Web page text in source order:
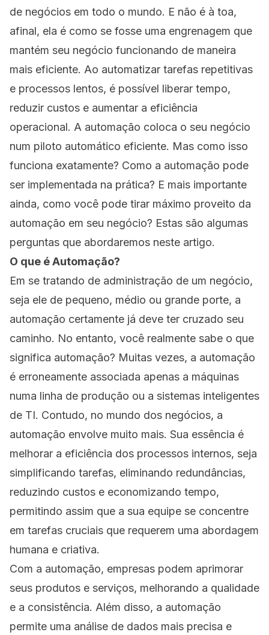
de negócios em todo o mundo. E não é à toa,
afinal, ela é como se fosse uma engrenagem que
mantém seu negócio funcionando de maneira
mais eficiente. Ao automatizar tarefas repetitivas
e processos lentos, é possível liberar tempo,
reduzir custos e aumentar a eficiência
operacional. A automação coloca o seu negócio
num piloto automático eficiente. Mas como isso
funciona exatamente? Como a automação pode
ser implementada na prática? E mais importante
ainda, como você pode tirar máximo proveito da
automação em seu negócio? Estas são algumas
perguntas que abordaremos neste artigo.
O que é Automação?
Em se tratando de administração de um negócio,
seja ele de pequeno, médio ou grande porte, a
automação certamente já deve ter cruzado seu
caminho. No entanto, você realmente sabe o que
significa automação? Muitas vezes, a automação
é erroneamente associada apenas a máquinas
numa linha de produção ou a sistemas inteligentes
de TI. Contudo, no mundo dos negócios, a
automação envolve muito mais. Sua essência é
melhorar a eficiência dos processos internos, seja
simplificando tarefas, eliminando redundâncias,
reduzindo custos e economizando tempo,
permitindo assim que a sua equipe se concentre
em tarefas cruciais que requerem uma abordagem
humana e criativa.
Com a automação, empresas podem aprimorar
seus produtos e serviços, melhorando a qualidade
e a consistência. Além disso, a automação
permite uma análise de dados mais precisa e